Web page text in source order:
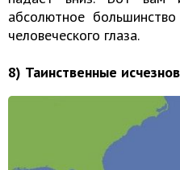
абсолютное
человеческого глаза.
8) Таинственные